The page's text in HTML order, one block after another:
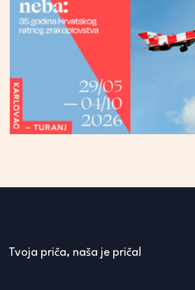
Tvoja priča, naša je priča!